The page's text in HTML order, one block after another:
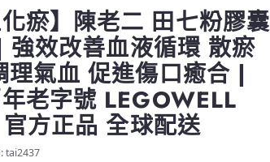
化瘀】陳老二 田七粉膠囊
效改善血液循環 散瘀
理氣血 促進傷口癒合 |
老字號 LEGOWELL
方正品 全球配送
tai2437